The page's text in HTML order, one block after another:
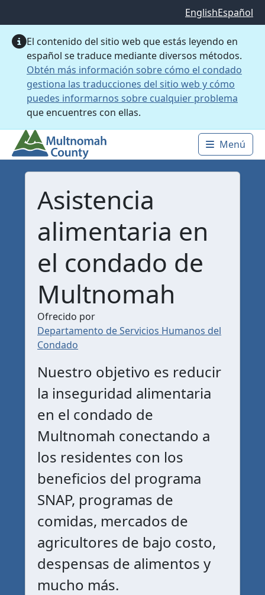
EnglishEspañol
El contenido del sitio web que estás leyendo en
español se traduce mediante diversos métodos.
Obtén más información sobre cómo el condado
gestiona las traducciones del sitio web y cómo
puedes informarnos sobre cualquier problema
que encuentres con ellas.
Main
Menú
Asistencia
alimentaria en
el condado de
Multnomah
Ofrecido por
Departamento de Servicios Humanos del
Condado
Nuestro objetivo es reducir
la inseguridad alimentaria
en el condado de
Multnomah conectando a
los residentes con los
beneficios del programa
SNAP, programas de
comidas, mercados de
agricultores de bajo costo,
despensas de alimentos y
mucho más.